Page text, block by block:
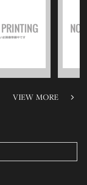
VIEW MORE